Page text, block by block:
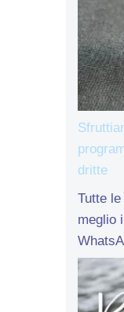
dritte
Tutte
meglio